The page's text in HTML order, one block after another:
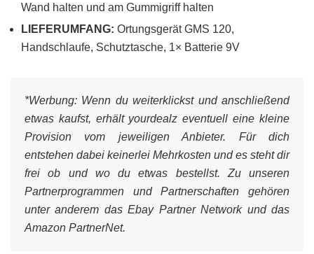
Wand halten und am Gummigriff halten
LIEFERUMFANG: Ortungsgerät GMS 120,
Handschlaufe, Schutztasche, 1× Batterie 9V
*Werbung: Wenn du weiterklickst und anschließend
etwas kaufst, erhält yourdealz eventuell eine kleine
Provision vom jeweiligen Anbieter. Für dich
entstehen dabei keinerlei Mehrkosten und es steht dir
frei ob und wo du etwas bestellst. Zu unseren
Partnerprogrammen und Partnerschaften gehören
unter anderem das Ebay Partner Network und das
Amazon PartnerNet.